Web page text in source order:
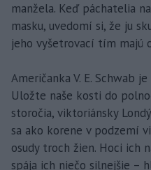
manžela. Keď páchatelia
masku, uvedomí si, že ju
jeho vyšetrovací tím majú
Američanka V. E. Schwab
Uložte naše kosti do
storočia, viktoriánsky
sa ako korene v podzemí
osudy troch žien. Hoci ich
spája ich niečo silnejšie –